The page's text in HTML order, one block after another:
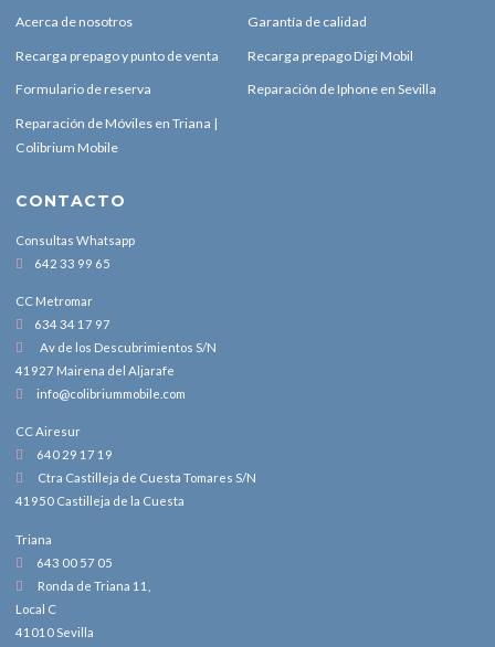
Acerca de nosotros Garantía de calidad
Recarga prepago y punto de venta Recarga prepago Digi Mobil
Formulario de reserva Reparación de Iphone en Sevilla
Reparación de Móviles en Triana |
Colibrium Mobile
CONTACTO
Consultas Whatsapp
642 33 99 65
CC Metromar
634 34 17 97
Av de los Descubrimientos S/N
41927 Mairena del Aljarafe
info@colibriummobile.com
CC Airesur
640 29 17 19
Ctra Castilleja de Cuesta Tomares S/N
41950 Castilleja de la Cuesta
Triana
643 00 57 05
Ronda de Triana 11,
Local C
41010 Sevilla